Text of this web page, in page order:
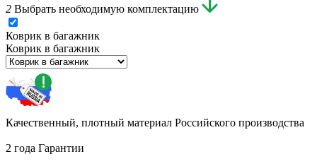
2 Выбрать необходимую комплектацию
Коврик в багажник
Коврик в багажник
Качественный, плотный материал Российского производства
2 года Гарантии